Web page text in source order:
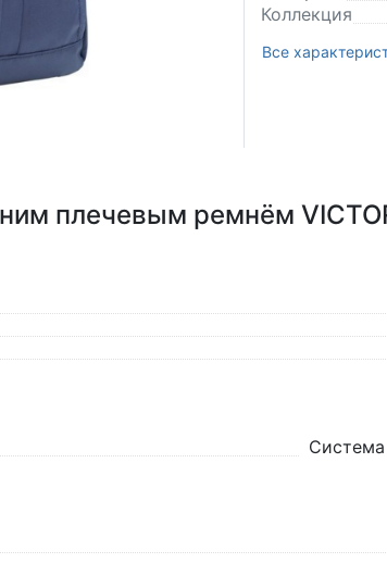
Коллекция
Все
плечевым ремнём
Система